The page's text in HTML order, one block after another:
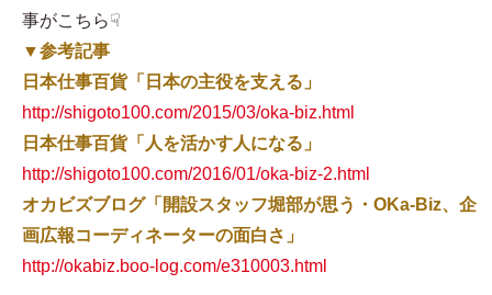
事がこちら☟
▼参考記事
日本仕事百貨「日本の主役を支える」
http://shigoto100.com/2015/03/oka-biz.html
日本仕事百貨「人を活かす人になる」
http://shigoto100.com/2016/01/oka-biz-2.html
オカビズブログ「開設スタッフ堀部が思う・OKa-Biz、企
画広報コーディネーターの面白さ」
http://okabiz.boo-log.com/e310003.html